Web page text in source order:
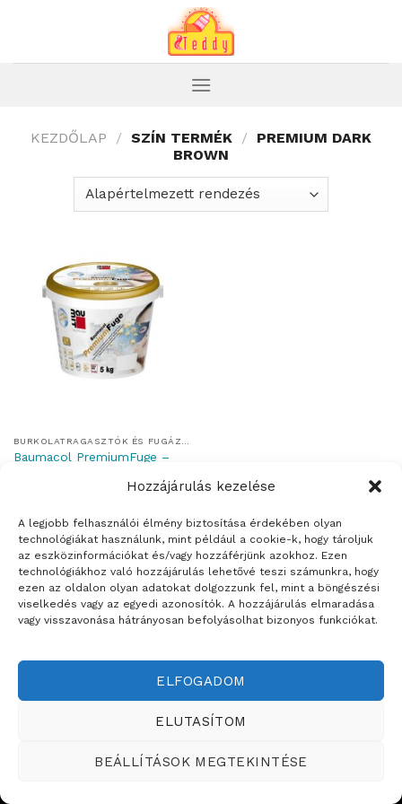
Hozzájárulás kezelése
A legjobb felhasználói élmény biztosítása érdekében olyan
technológiákat használunk, mint például a cookie-k, hogy tároljuk
az eszközinformációkat és/vagy hozzáférjünk azokhoz. Ezen
technológiákhoz való hozzájárulás lehetővé teszi számunkra, hogy
ezen az oldalon olyan adatokat dolgozzunk fel, mint a böngészési
viselkedés vagy az egyedi azonosítók. A hozzájárulás elmaradása
vagy visszavonása hátrányosan befolyásolhat bizonyos funkciókat.
ELFOGADOM
ELUTASÍTOM
BEÁLLÍTÁSOK MEGTEKINTÉSE
KEZDŐLAP / SZÍN TERMÉK / PREMIUM DARK
BROWN
Baumacol PremiumFuge –
Weboldalt készítette:
ÉRTÉKESÍTÉSI TERÜLETEINK